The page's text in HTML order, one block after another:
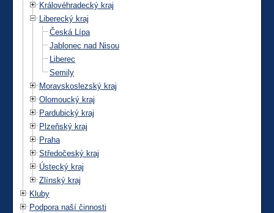
Královéhradecký kraj
Liberecký kraj
Česká Lípa
Jablonec nad Nisou
Liberec
Semily
Moravskoslezský kraj
Olomoucký kraj
Pardubický kraj
Plzeňský kraj
Praha
Středočeský kraj
Ústecký kraj
Zlínský kraj
Kluby
Podpora naší činnosti